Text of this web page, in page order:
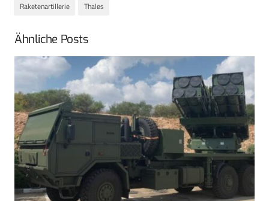
Raketenartillerie
Thales
Ähnliche Posts